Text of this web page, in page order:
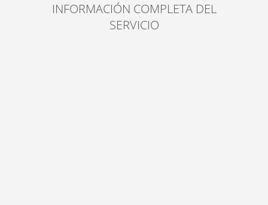
INFORMACIÓN COMPLETA DEL
SERVICIO